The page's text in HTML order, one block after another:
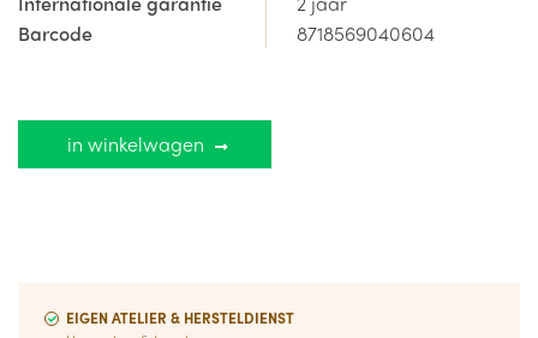
Alle prijzen zijn inclusief 21% BTW.
Barcode
8718569040604
in winkelwagen
EIGEN ATELIER & HERSTELDIENST